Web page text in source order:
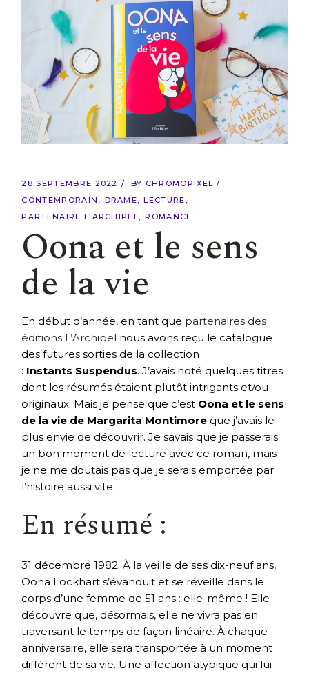
28 SEPTEMBRE 2022 BY CHROMOPIXEL
CONTEMPORAIN
DRAME
LECTURE
PARTENAIRE L'ARCHIPEL
ROMANCE
Oona et le sens
de la vie
En début d’année, en tant que partenaires des
éditions L’Archipel nous avons reçu le catalogue
des futures sorties de la collection
: Instants Suspendus. J’avais noté quelques titres
dont les résumés étaient plutôt intrigants et/ou
originaux. Mais je pense que c’est Oona et le sens
de la vie de Margarita Montimore que j’avais le
plus envie de découvrir. Je savais que je passerais
un bon moment de lecture avec ce roman, mais
je ne me doutais pas que je serais emportée par
l’histoire aussi vite.
En résumé :
31 décembre 1982. À la veille de ses dix-neuf ans,
Oona Lockhart s’évanouit et se réveille dans le
corps d’une femme de 51 ans : elle-même ! Elle
découvre que, désormais, elle ne vivra pas en
traversant le temps de façon linéaire. À chaque
anniversaire, elle sera transportée à un moment
différent de sa vie. Une affection atypique qui lui